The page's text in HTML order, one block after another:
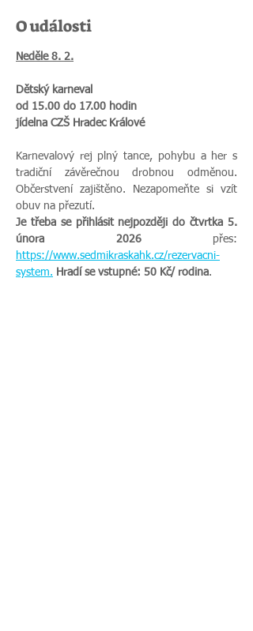
O události
Neděle 8. 2.
Dětský karneval
od 15.00 do 17.00 hodin
jídelna CZŠ Hradec Králové
Karnevalový rej plný tance, pohybu a her s
tradiční závěrečnou drobnou odměnou.
Občerstvení zajištěno. Nezapomeňte si vzít
obuv na přezutí.
Je třeba se přihlásit nejpozději do čtvrtka 5.
února 2026
https://www.sedmikraskahk.cz/rezervacni-
system. Hradí se vstupné: 50 Kč/ rodina.